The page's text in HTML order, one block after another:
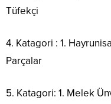
Tüfekçi
4. Katagori : 1.
Parçalar
5. Katagori: 1. Melek